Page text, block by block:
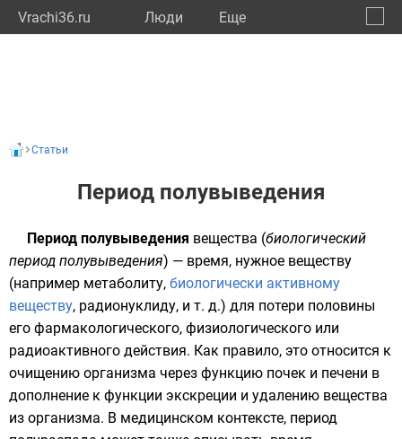
Vrachi36.ru Люди Eще
Статьи
Период полувыведения
Период полувыведения вещества (биологический
период полувыведения) — время, нужное веществу
(например метаболиту, биологически активному
веществу, радионуклиду, и т. д.) для потери половины
его фармакологического, физиологического или
радиоактивного действия. Как правило, это относится к
очищению организма через функцию почек и печени в
дополнение к функции экскреции и удалению вещества
из организма. В медицинском контексте, период